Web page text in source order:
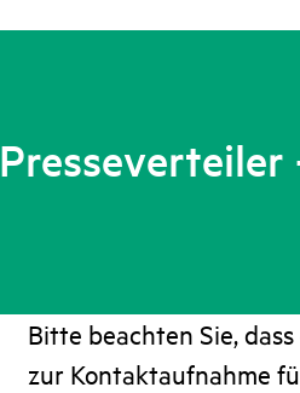
Bitte beachten Sie,
zur Kontaktaufnahme